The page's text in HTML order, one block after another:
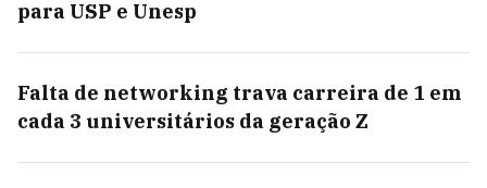
para USP e Unesp
Falta de networking trava carreira de 1 em
cada 3 universitários da geração Z